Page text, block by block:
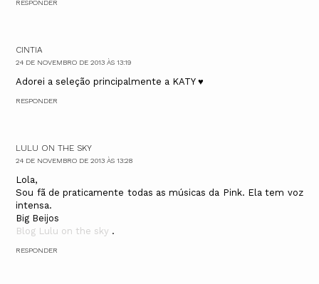
RESPONDER
CINTIA
24 DE NOVEMBRO DE 2013 ÀS 13:19
Adorei a seleção principalmente a KATY ♥
RESPONDER
LULU ON THE SKY
24 DE NOVEMBRO DE 2013 ÀS 13:28
Lola,
Sou fã de praticamente todas as músicas da Pink. Ela tem voz
intensa.
Big Beijos
Blog Lulu on the sky .
RESPONDER